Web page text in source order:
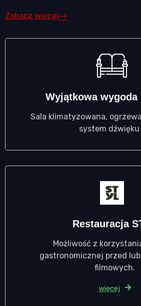
Zobacz więcej
Wyjątkowa
Sala klimatyzowana,
system dźwięku
Restauracja
Możliwość z
gastronomicznej przed
filmowych.
więcej